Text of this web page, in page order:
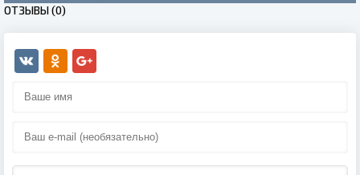
ОТЗЫВЫ (0)